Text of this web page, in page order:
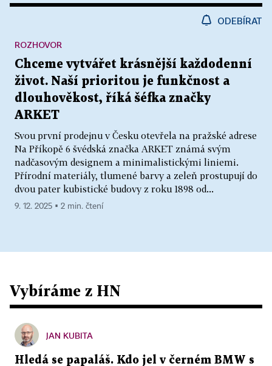
ODEBÍRAT
Chceme vytvářet krásnější každodenní
život. Naší prioritou je funkčnost a
dlouhověkost, říká šéfka značky
ARKET
Svou první prodejnu v Česku otevřela na pražské adrese
Na Příkopě 6 švédská značka ARKET známá svým
nadčasovým designem a minimalistickými liniemi.
Přírodní materiály, tlumené barvy a zeleň prostupují do
dvou pater kubistické budovy z roku 1898 od...
ROZHOVOR
9. 12. 2025 ▪ 2 min. čtení
Vybíráme z HN
JAN KUBITA
Hledá se papaláš. Kdo jel v černém BMW s